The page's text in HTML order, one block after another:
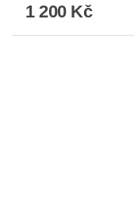
1 200 Kč